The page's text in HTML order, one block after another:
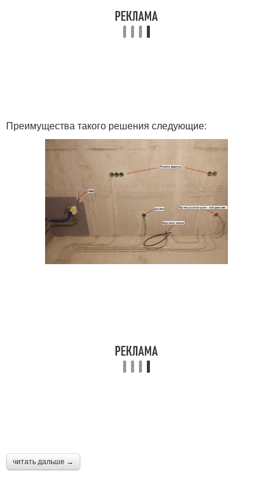
Преимущества такого решения следующие:
читать дальше →